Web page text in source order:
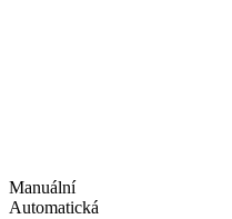
Manuální
Automatická